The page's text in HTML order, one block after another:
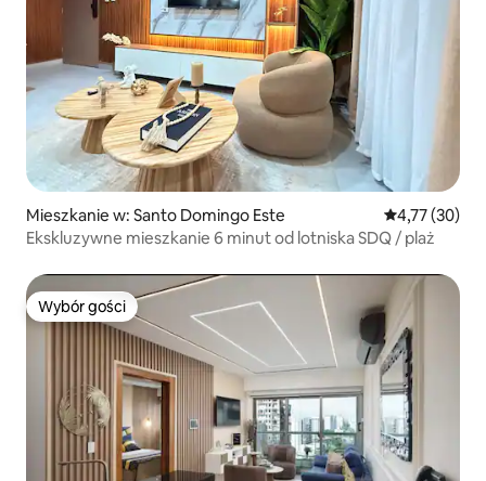
Mieszkanie w: Santo Domingo Este Średnia
4,77 (30)
Ekskluzywne mieszkanie 6 minut od lotniska SDQ / plaż
Wybór gości
Wybór gości